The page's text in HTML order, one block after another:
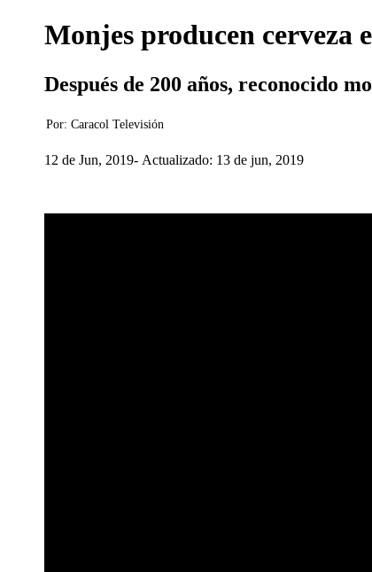
Monjes producen
Después de 200 años, reconocido
Por: Caracol Televisión
12 de Jun, 2019 Actualizado: 13 de jun, 2019